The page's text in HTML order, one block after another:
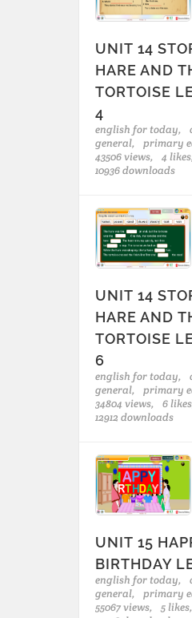
UNIT 14
HARE AND
TORTOISE
4
english for today,
general,
primary
43506 views,
4
10936 downloads
UNIT 14
HARE AND
TORTOISE
6
english for today,
general,
primary
34804 views,
6
12912 downloads
UNIT 15
BIRTHDAY
english for today,
general,
primary
55067 views,
5 likes,